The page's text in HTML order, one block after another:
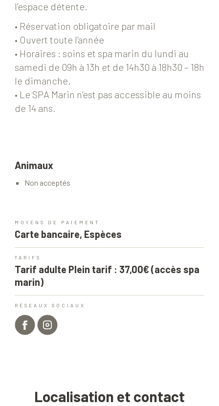
l’espace détente.
• Réservation obligatoire par mail
• Ouvert toute l’année
• Horaires : soins et spa marin du lundi au
samedi de 09h à 13h et de 14h30 à 18h30 – 18h
le dimanche.
• Le SPA Marin n’est pas accessible au moins
de 14 ans.
Animaux
Non acceptés
MOYENS DE PAIEMENT
Carte bancaire, Espèces
TARIFS
Tarif adulte Plein tarif : 37,00€ (accès spa
marin)
RÉSEAUX SOCIAUX
Localisation et contact